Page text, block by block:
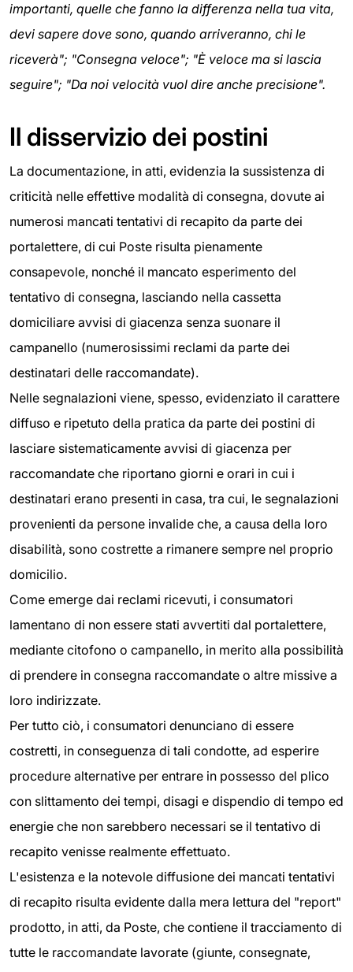
importanti, quelle che fanno la differenza nella tua vita,
devi sapere dove sono, quando arriveranno, chi le
riceverà"; "Consegna veloce"; "È veloce ma si lascia
seguire"; "Da noi velocità vuol dire anche precisione".
Il disservizio dei postini
La documentazione, in atti, evidenzia la sussistenza di
criticità nelle effettive modalità di consegna, dovute ai
numerosi mancati tentativi di recapito da parte dei
portalettere, di cui Poste risulta pienamente
consapevole, nonché il mancato esperimento del
tentativo di consegna, lasciando nella cassetta
domiciliare avvisi di giacenza senza suonare il
campanello (numerosissimi reclami da parte dei
destinatari delle raccomandate).
Nelle segnalazioni viene, spesso, evidenziato il carattere
diffuso e ripetuto della pratica da parte dei postini di
lasciare sistematicamente avvisi di giacenza per
raccomandate che riportano giorni e orari in cui i
destinatari erano presenti in casa, tra cui, le segnalazioni
provenienti da persone invalide che, a causa della loro
disabilità, sono costrette a rimanere sempre nel proprio
domicilio.
Come emerge dai reclami ricevuti, i consumatori
lamentano di non essere stati avvertiti dal portalettere,
mediante citofono o campanello, in merito alla possibilità
di prendere in consegna raccomandate o altre missive a
loro indirizzate.
Per tutto ciò, i consumatori denunciano di essere
costretti, in conseguenza di tali condotte, ad esperire
procedure alternative per entrare in possesso del plico
con slittamento dei tempi, disagi e dispendio di tempo ed
energie che non sarebbero necessari se il tentativo di
recapito venisse realmente effettuato.
L'esistenza e la notevole diffusione dei mancati tentativi
di recapito risulta evidente dalla mera lettura del "report"
prodotto, in atti, da Poste, che contiene il tracciamento di
tutte le raccomandate lavorate (giunte, consegnate,